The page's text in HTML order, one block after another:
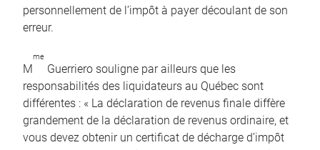
personnellement de l’impôt à payer découlant de son
erreur.
M
me
Guerriero souligne par ailleurs que les
responsabilités des liquidateurs au Québec sont
différentes : « La déclaration de revenus finale diffère
grandement de la déclaration de revenus ordinaire, et
vous devez obtenir un certificat de décharge d’impôt